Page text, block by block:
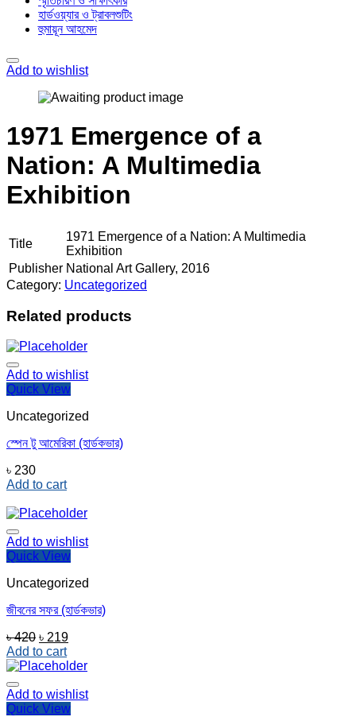
হার্ডওয়্যার ও ট্রাবলশুটিং
হুমায়ূন আহমেদ
Add to wishlist
1971 Emergence of a
Nation: A Multimedia
Exhibition
Title
1971 Emergence of a Nation: A Multimedia
Exhibition
Publisher National Art Gallery, 2016
Category: Uncategorized
Related products
Add to wishlist
Quick View
Uncategorized
স্পেন টু আমেরিকা (হার্ডকভার)
৳ 230
Add to cart
Add to wishlist
Quick View
Uncategorized
জীবনের সফর (হার্ডকভার)
৳420 Original
price
was:
৳ 219Current
is:
Add to cart
Add to wishlist
Quick View